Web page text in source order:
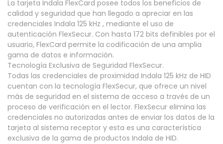
La tarjeta Indala FlexCard posee todos los beneficios de
calidad y seguridad que han llegado a apreciar en las
credenciales Indala 125 kHz , mediante el uso de
autenticación FlexSecur. Con hasta 172 bits definibles por el
usuario, FlexCard permite la codificación de una amplia
gama de datos e información.
Tecnología Exclusiva de Seguridad FlexSecur.
Todas las credenciales de proximidad Indala 125 kHz de HID
cuentan con la tecnología FlexSecur, que ofrece un nivel
más de seguridad en el sistema de acceso a través de un
proceso de verificación en el lector. FlexSecur elimina las
credenciales no autorizadas antes de enviar los datos de la
tarjeta al sistema receptor y esta es una característica
exclusiva de la gama de productos Indala de HID.